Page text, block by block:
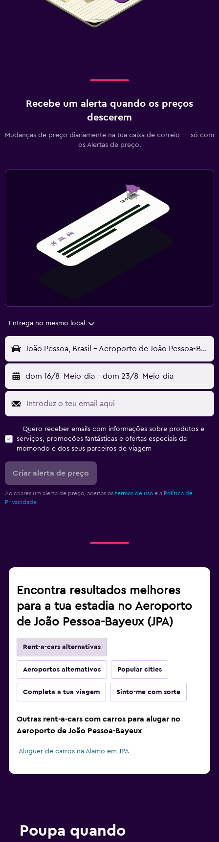
Recebe um alerta quando os preços
descerem
Mudanças de preço diariamente na tua caixa de correio — só com
os Alertas de preço.
Entrega no mesmo local
João Pessoa, Brasil - Aeroporto de João Pessoa-Bayeux (JPA)
dom 16/8 Meio-dia - dom 23/8 Meio-dia
Quero receber emails com informações sobre produtos e
serviços, promoções fantásticas e ofertas especiais da
momondo e dos seus parceiros de viagem
Criar alerta de preço
Ao criares um alerta de preço, aceitas os termos de uso e a Política de
Privacidade.
Encontra resultados melhores
para a tua estadia no Aeroporto
de João Pessoa-Bayeux (JPA)
Rent-a-cars alternativas
Aeroportos alternativos Popular cities
Completa a tua viagem Sinto-me com sorte
Outras rent-a-cars com carros para alugar no
Aeroporto de João Pessoa-Bayeux
Aluguer de carros na Alamo em JPA
Poupa quando